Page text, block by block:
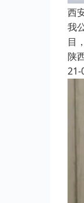
西
我
目
陕
21-